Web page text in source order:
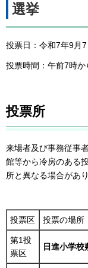
選挙
投票日：令和7年9月
投票時間：午前7時
投票所
来場者及び事務従事
館等から冷房のある
所と異なる場合があ
投票区 投票の場所
第1投
票区
日進小学